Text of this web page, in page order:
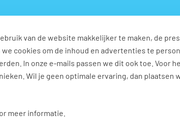
van de website makkelijker te maken, de
cookies om de inhoud en advertenties te
In onze e-mails passen we dit ook toe. Voor
Wil je geen optimale ervaring, dan plaatsen
meer informatie.
jezelf Werkplezier Contact